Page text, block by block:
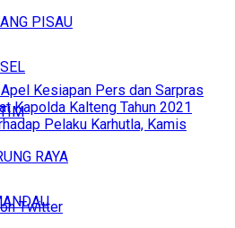
PISAU
RAYA
Kesiapan Pers dan Sarpras
Kapolda Kalteng Tahun 2021
Pelaku Karhutla, Kamis
Twitter